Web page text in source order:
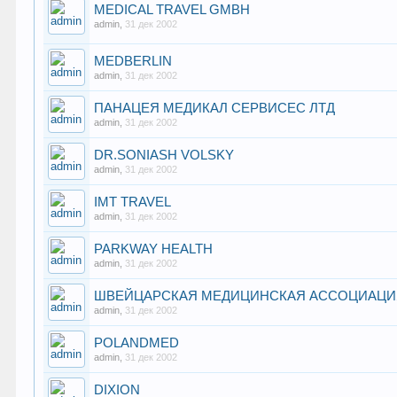
MEDICAL TRAVEL GMBH
admin 31 дек 2002
MEDBERLIN
admin 31 дек 2002
ПАНАЦЕЯ МЕДИКАЛ СЕРВИСЕС ЛТД
admin 31 дек 2002
DR.SONIASH VOLSKY
admin 31 дек 2002
IMT TRAVEL
admin 31 дек 2002
PARKWAY HEALTH
admin 31 дек 2002
ШВЕЙЦАРСКАЯ МЕДИЦИНСКАЯ
admin 31 дек 2002
POLANDMED
admin 31 дек 2002
DIXION